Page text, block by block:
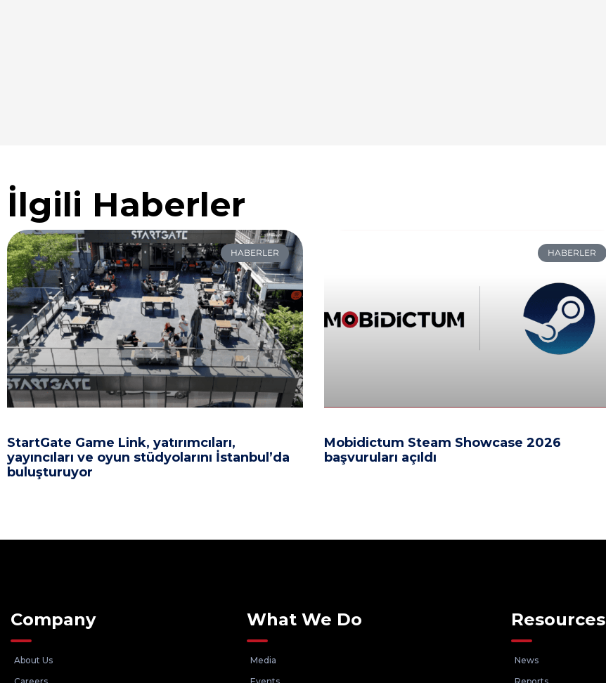
İlgili Haberler
HABERLER
StartGate Game Link, yatırımcıları,
yayıncıları ve oyun stüdyolarını İstanbul’da
buluşturuyor
HABERLER
Mobidictum Steam Showcase 2026
başvuruları açıldı
Company
About Us
What We Do
Media
Resources
News